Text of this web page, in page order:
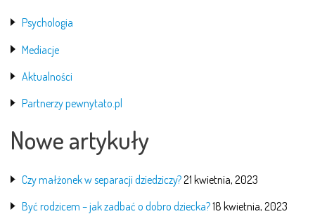
Psychologia
Mediacje
Aktualności
Partnerzy pewnytato.pl
Nowe artykuły
Czy małżonek w separacji dziedziczy?21 kwietnia, 2023
Być rodzicem – jak zadbać o dobro dziecka?18 kwietnia, 2023